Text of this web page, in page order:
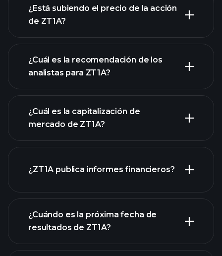
avanzado
¿Está subiendo el precio de la acción
de ZT1A?
gráfico de ZT1A
¿Cuál es la recomendación de los
analistas para ZT1A?
¿Cuál es la capitalización de
mercado de ZT1A?
nuestra lista de acciones
¿ZT1A publica informes financieros?
los estados financieros
de ZT1A
¿Cuándo es la próxima fecha de
resultados de ZT1A?